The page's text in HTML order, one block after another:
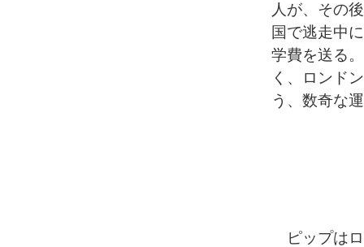
人が、その
国で逃走中
学費を送る
く、ロンド
う、数奇な
ピップはロ